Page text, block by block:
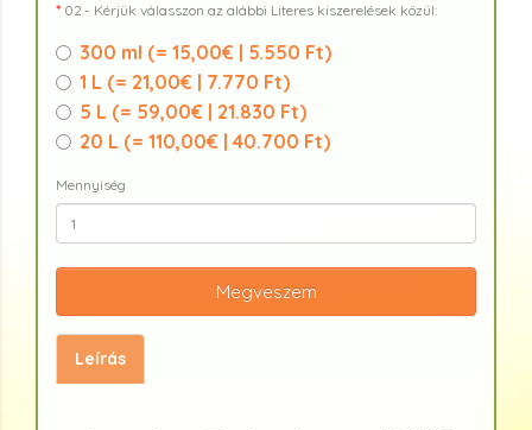
02.- Kérjük válasszon az alábbi Literes kiszerelések közül:
300 ml (= 15,00€ | 5.550 Ft)
1 L (= 21,00€ | 7.770 Ft)
5 L (= 59,00€ | 21.830 Ft)
20 L (= 110,00€ | 40.700 Ft)
Mennyiség
Megveszem
Leírás